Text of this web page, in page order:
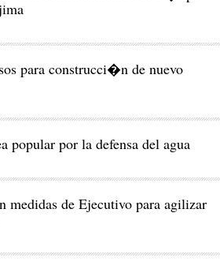
para construcci�n de nuevo
popular por la defensa del agua
medidas de Ejecutivo para agilizar